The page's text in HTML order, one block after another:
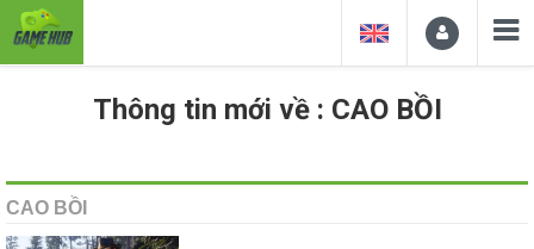
Thông tin mới về : CAO BỒI
CAO BỒI